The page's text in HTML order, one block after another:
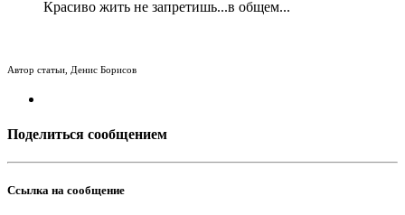
Красиво жить не запретишь...в общем...
Автор статьи, Денис Борисов
Поделиться сообщением
Ссылка на сообщение